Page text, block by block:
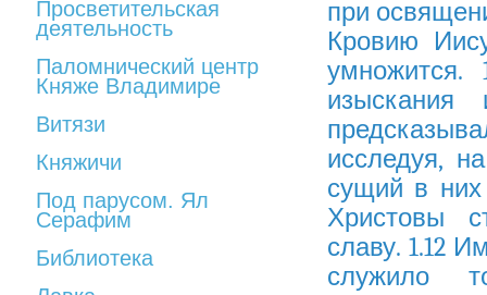
Просветительская
деятельность
Паломнический центр
Княже Владимире
Витязи
Княжичи
Под парусом. Ял
Серафим
Библиотека
при
Кровию
умножится.
изыскания
исследуя,
сущий в
Христовы
славу. 1.12
служило